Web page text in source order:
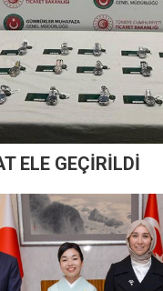
ELE GEÇİRİLDİ